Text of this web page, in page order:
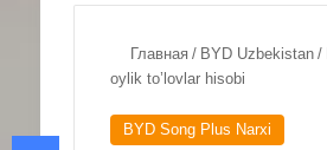
Главная / BYD Uzbekistan /
oylik to’lovlar hisobi
BYD Song Plus Narxi
Facebook